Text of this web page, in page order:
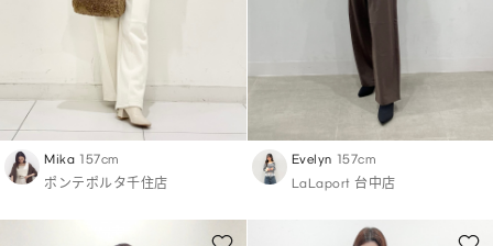
Mika 157cm
ポンテポルタ千住店
Evelyn 157cm
LaLaport 台中店